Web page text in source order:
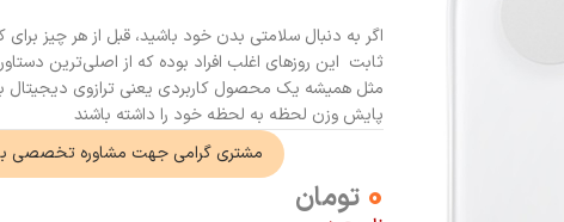
اگر به دنبال سلامتی بدن خود باشید، قبل از هر چیز
ثابت این روزهای اغلب افراد بوده که از اصلی‌ترین
مثل همیشه یک محصول کاربردی یعنی ترازوی دیجیتال با
پایش وزن لحظه به لحظه خود را داشته باشند
مشتری گرامی جهت مشاوره تخصصی
0 تومان